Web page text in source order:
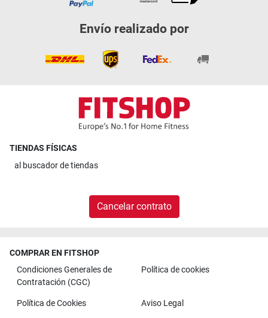
Envío realizado por
TIENDAS FÍSICAS
al buscador de tiendas
Cancelar contrato
COMPRAR EN FITSHOP
Condiciones Generales de
Contratación (CGC)
Política de cookies
Política de Cookies Aviso Legal